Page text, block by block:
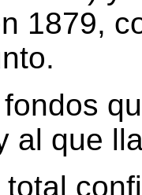
1879,
al que
total